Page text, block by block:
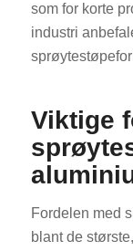
som for korte
industri
Viktige
Fordelen med
blant de